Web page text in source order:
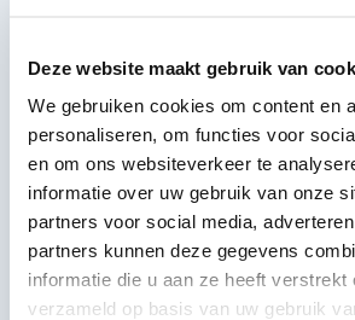
Deze website maakt gebruik van
We gebruiken cookies om content en
personaliseren, om functies voor
en om ons websiteverkeer te
informatie over uw gebruik van onze
partners voor social media,
partners kunnen deze gegevens
informatie die u aan ze heeft verstrekt
verzameld op basis van uw gebruik